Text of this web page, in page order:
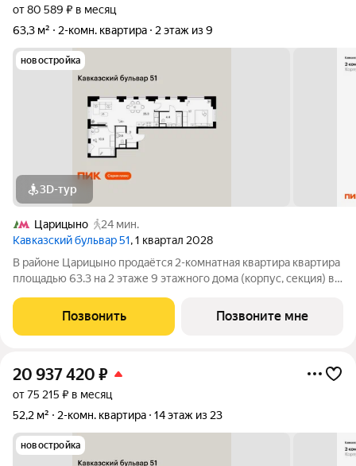
от 80 589 ₽ в месяц
63,3 м²
2-комн. квартира 2 этаж из 9
новостройка
3D-тур
Царицыно
24 мин.
Кавказский бульвар 51, 1 квартал 2028
В районе Царицыно продаётся 2-комнатная квартира квартира
площадью 63.3 на 2 этаже 9 этажного дома (корпус, секция) в
17 минут пешком до станции метро «Кантемировская» и 20
минут до станции
Позвонить Позвоните мне
20 937 420 ₽
от 75 215 ₽ в месяц
52,2 м²
2-комн. квартира 14 этаж из 23
новостройка